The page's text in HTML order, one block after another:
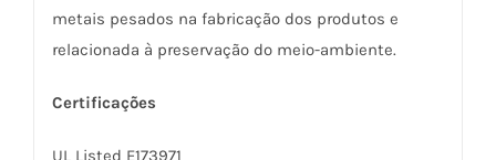
metais pesados na fabricação dos produtos e
relacionada à preservação do meio-ambiente.
Certificações
UL Listed E173971